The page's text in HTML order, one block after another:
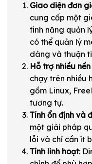
Giao diện đơn
cung cấp một
tính năng quản
có thể quản lý
dàng và thuận
Hỗ trợ nhiều
chạy trên nhiều
gồm Linux,
tương tự.
Tính ổn định và
một giải pháp
lỗi và chỉ cần ít
Tính linh hoạt: